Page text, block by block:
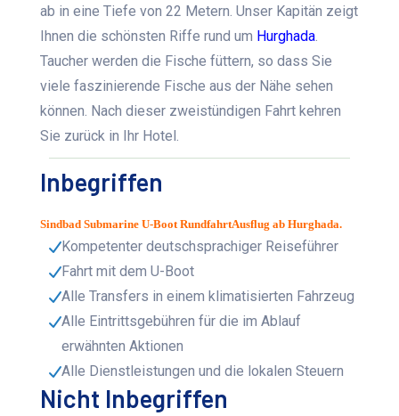
ab in eine Tiefe von 22 Metern. Unser Kapitän zeigt
Ihnen die schönsten Riffe rund um Hurghada.
Taucher werden die Fische füttern, so dass Sie
viele faszinierende Fische aus der Nähe sehen
können. Nach dieser zweistündigen Fahrt kehren
Sie zurück in Ihr Hotel.
Inbegriffen
Sindbad Submarine U-Boot RundfahrtAusflug ab Hurghada.
Kompetenter deutschsprachiger Reiseführer
Fahrt mit dem U-Boot
Alle Transfers in einem klimatisierten Fahrzeug
Alle Eintrittsgebühren für die im Ablauf
erwähnten Aktionen
Alle Dienstleistungen und die lokalen Steuern
Nicht Inbegriffen